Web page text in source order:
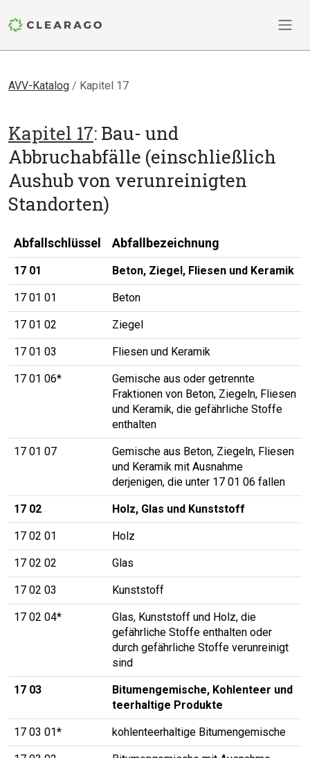
AVV-Katalog Kapitel 17
Kapitel 17: Bau- und
Abbruchabfälle (einschließlich
Aushub von verunreinigten
Standorten)
Abfallschlüssel Abfallbezeichnung
17 01 Beton, Ziegel, Fliesen und Keramik
17 01 01 Beton
17 01 02 Ziegel
17 01 03 Fliesen und Keramik
17 01 06*
Gemische aus oder getrennte
Fraktionen von Beton, Ziegeln, Fliesen
und Keramik, die gefährliche Stoffe
enthalten
17 01 07
Gemische aus Beton, Ziegeln, Fliesen
und Keramik mit Ausnahme
derjenigen, die unter 17 01 06 fallen
17 02 Holz, Glas und Kunststoff
17 02 01 Holz
17 02 02 Glas
17 02 03 Kunststoff
17 02 04*
Glas, Kunststoff und Holz, die
gefährliche Stoffe enthalten oder
durch gefährliche Stoffe verunreinigt
sind
17 03
Bitumengemische, Kohlenteer und
teerhaltige Produkte
17 03 01* kohlenteerhaltige Bitumengemische